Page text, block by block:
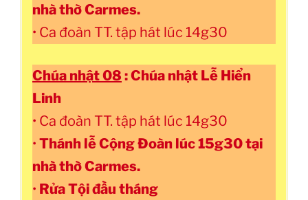
nhà thờ Carmes.
• Ca đoàn TT. tập hát lúc 14g30
Chúa nhật 08 : Chúa nhật Lễ Hiển
Linh
• Ca đoàn TT. tập hát lúc 14g30
• Thánh lễ Cộng Đoàn lúc 15g30 tại
nhà thờ Carmes.
• Rửa Tội đầu tháng